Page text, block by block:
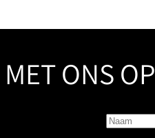
MET ONS OP